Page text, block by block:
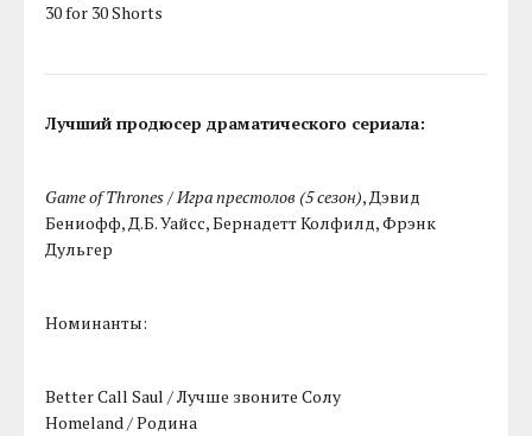
30 for 30 Shorts
Лучший продюсер драматического сериала:
Game of Thrones / Игра престолов (5 сезон), Дэвид
Бениофф, Д.Б. Уайсс, Бернадетт Колфилд, Фрэнк
Дульгер
Номинанты:
Better Call Saul / Лучше звоните Солу
Homeland / Родина